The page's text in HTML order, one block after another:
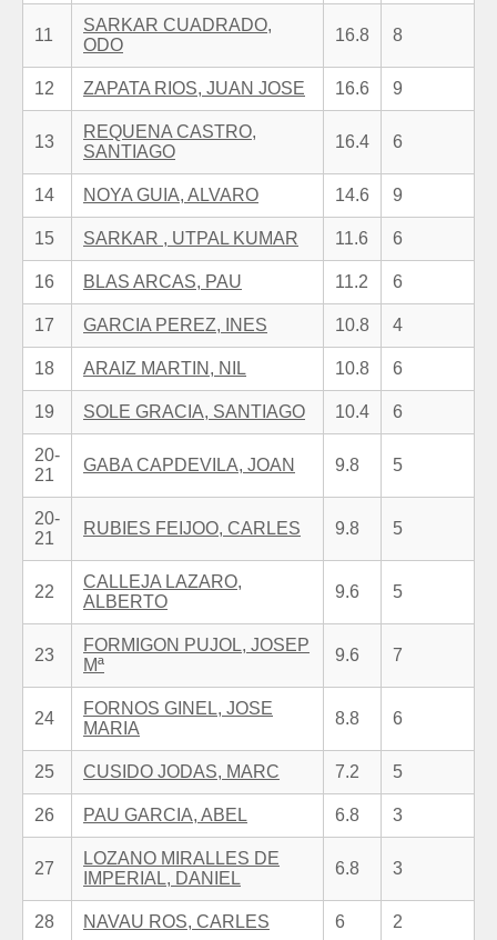
11
SARKAR CUADRADO,
ODO
16.8 8
12 ZAPATA RIOS, JUAN JOSE 16.6 9
13
REQUENA CASTRO,
SANTIAGO
16.4 6
14 NOYA GUIA, ALVARO 14.6 9
15 SARKAR , UTPAL KUMAR 11.6 6
16 BLAS ARCAS, PAU 11.2 6
17 GARCIA PEREZ, INES 10.8 4
18 ARAIZ MARTIN, NIL 10.8 6
19 SOLE GRACIA, SANTIAGO 10.4 6
20-
21
GABA CAPDEVILA, JOAN 9.8 5
20-
21
RUBIES FEIJOO, CARLES 9.8 5
22
CALLEJA LAZARO,
ALBERTO
9.6 5
23
FORMIGON PUJOL, JOSEP
Mª
9.6 7
24
FORNOS GINEL, JOSE
MARIA
8.8 6
25 CUSIDO JODAS, MARC 7.2 5
26 PAU GARCIA, ABEL 6.8 3
27
LOZANO MIRALLES DE
IMPERIAL, DANIEL
6.8 3
28 NAVAU ROS, CARLES 6 2